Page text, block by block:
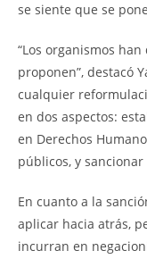
se siente que se
“Los organismos
proponen”, destacó
cualquier
en dos aspectos:
en Derechos
públicos, y
En cuanto a la
aplicar hacia atrás,
incurran en